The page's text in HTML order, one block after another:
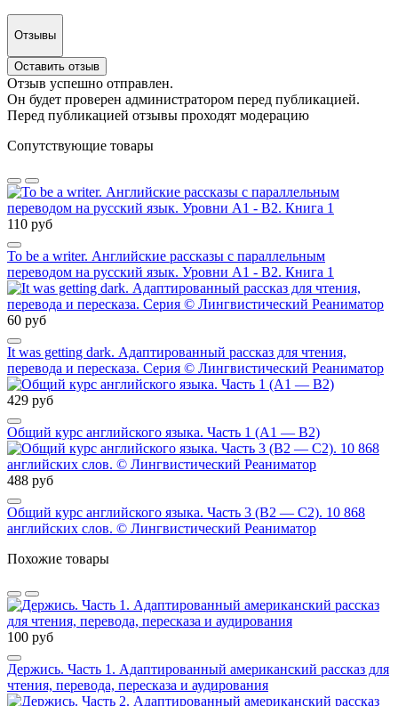
Отзывы
Оставить отзыв
Отзыв успешно отправлен.
Он будет проверен администратором перед публикацией.
Перед публикацией отзывы проходят модерацию
Сопутствующие товары
110 руб
To be a writer. Английские рассказы с параллельным
переводом на русский язык. Уровни А1 - В2. Книга 1
60 руб
It was getting dark. Адаптированный рассказ для чтения,
перевода и пересказа. Серия © Лингвистический Реаниматор
429 руб
Общий курс английского языка. Часть 1 (А1 — В2)
488 руб
Общий курс английского языка. Часть 3 (В2 — С2). 10 868
английских слов. © Лингвистический Реаниматор
Похожие товары
100 руб
Держись. Часть 1. Адаптированный американский рассказ для
чтения, перевода, пересказа и аудирования